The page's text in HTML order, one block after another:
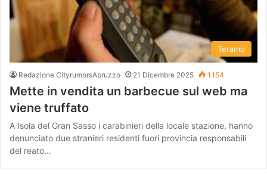
Teramo
Redazione CityrumorsAbruzzo 21 Dicembre 2025 1.154
Mette in vendita un barbecue sul web ma
viene truffato
A Isola del Gran Sasso i carabinieri della locale stazione, hanno
denunciato due stranieri residenti fuori provincia responsabili
del reato…